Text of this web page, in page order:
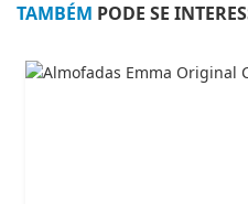
TAMBÉM PODE SE